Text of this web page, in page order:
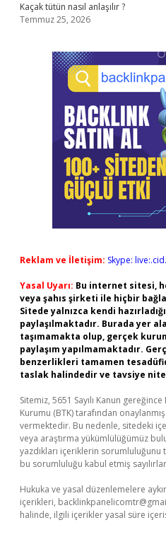
Kaçak tütün nasıl anlaşılır ?
Temmuz 25, 2026
Reklam ve İletişim: Skype:
Yasal Uyarı: Bu internet sitesi,
veya şahıs şirketi ile hiçbir
Sitede yalnızca kendi
paylaşılmaktadır. Burada yer
taşımamakta olup, gerçek
paylaşım yapılmamaktadır.
benzerlikleri tamamen
taslak halindedir ve tavsiye
Sitemiz, 5651 Sayılı Kanun
Kurumu (BTK) tarafından
vermektedir. Bu nedenle, sitedeki
veya araştırma yükümlülüğümüz
yazdıkları içeriklerin
bu sorumluluğu kabul etmiş
Hukuka ve yasal düzenlemelere
içerikleri,
halinde, ilgili içerikler yasal süre